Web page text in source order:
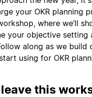
your OKR planning
where we’ll
your objective setting
along as we build
using for OKR
this